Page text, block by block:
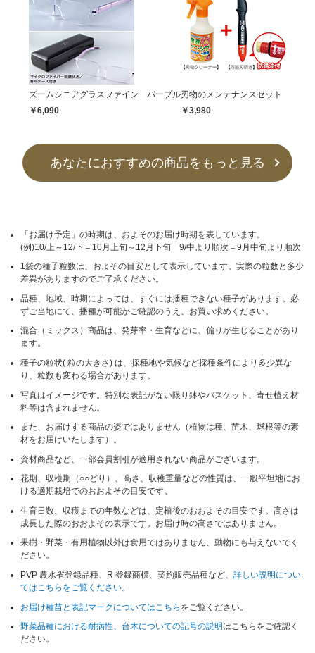
ズームシニアグラスファイン パープル
￥6,090
刃物のメンテナンスセット
￥3,980
あなたにおすすめの商品をもっと見る
「お届け予定」の時期は、およそのお届け時期を表しています。
(例)10/上～12/下＝10月上旬～12月下旬 9/中より順次＝9月中旬より順次
1袋の種子粒数は、およその目安として表示しています。実際の粒数と多少
差異がありますのでご了承ください。
品種、地域、時期によっては、すぐには播種できない種子があります。必
ずご当地にて、播種が可能かご確認のうえ、お買い求めください。
混合（ミックス）商品は、発芽率・生育などに、偏りが生じることがあり
ます。
種子の粒状( 粒の大きさ) は、採種地や気候など採種条件により多少異な
り、粒数も変わる場合があります。
写真はイメージです。特別な表記がない限り鉢やバスケット、寄せ植え材
料等は含まれません。
また、お届けする商品の姿ではありません（植物は種、苗木、球根等の素
材をお届けいたします）。
資材商品など、一部会員割引が適用されない商品がございます。
花期、収穫期（○○どり）、高さ、収穫重量などの性質は、一般平坦地にお
ける適期栽培でのおおよその目安です。
生育日数、収穫までの年数などは、定植後のおおよその目安です。高さは
成長した際のおおよその表示です。お届け時の高さではありません。
果樹・野菜・有用植物以外は食用ではありません、動物にも与えないでく
ださい。
PVP 農水省登録品種、R 登録商標、契約販売品種など、詳しい説明につい
てはこちらをご覧ください。
お届け種苗と表記マークについてはこちら をご覧ください。
野菜品種における耐病性、台木についての記号の説明はこちらをご確認く
ださい。